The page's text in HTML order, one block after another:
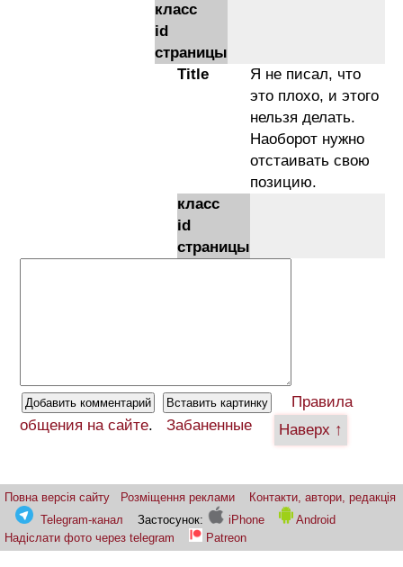
класс
id
страницы
Title
Я не писал, что
это плохо, и этого
нельзя делать.
Наоборот нужно
отстаивать свою
позицию.
класс
id
страницы
Правила
общения на сайте. Забаненные Наверх ↑
Повна версія сайту Розміщення реклами
Контакти, автори, редакція
Telegram-канал
Застосунок: iPhone
Android
Надіслати фото через telegram
Patreon